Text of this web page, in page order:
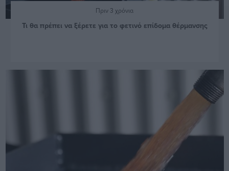
Πριν 3 χρόνια
Τι θα πρέπει να ξέρετε για το φετινό επίδομα θέρμανσης